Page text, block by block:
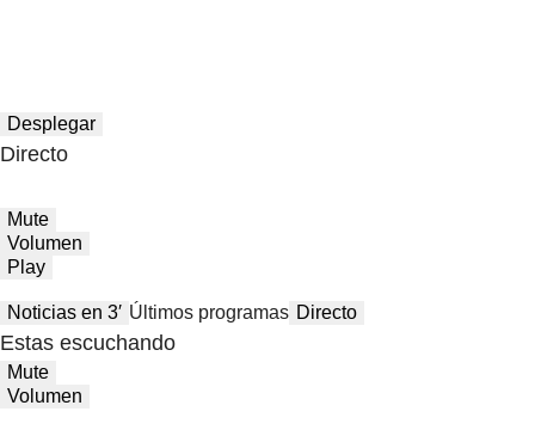
Desplegar
Directo
Mute
Volumen
Play
Noticias en 3′ Últimos programas Directo
Estas escuchando
Mute
Volumen